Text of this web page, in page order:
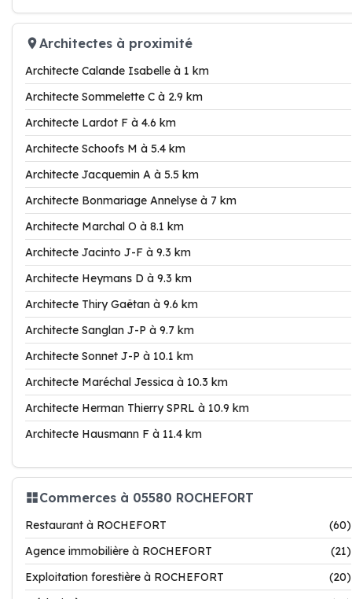
Architectes à proximité
Architecte Calande Isabelle à 1 km
Architecte Sommelette C à 2.9 km
Architecte Lardot F à 4.6 km
Architecte Schoofs M à 5.4 km
Architecte Jacquemin A à 5.5 km
Architecte Bonmariage Annelyse à 7 km
Architecte Marchal O à 8.1 km
Architecte Jacinto J-F à 9.3 km
Architecte Heymans D à 9.3 km
Architecte Thiry Gaëtan à 9.6 km
Architecte Sanglan J-P à 9.7 km
Architecte Sonnet J-P à 10.1 km
Architecte Maréchal Jessica à 10.3 km
Architecte Herman Thierry SPRL à 10.9 km
Architecte Hausmann F à 11.4 km
Commerces à 05580 ROCHEFORT
Restaurant à ROCHEFORT
(60)
Agence immobilière à ROCHEFORT
(21)
Exploitation forestière à ROCHEFORT
(20)